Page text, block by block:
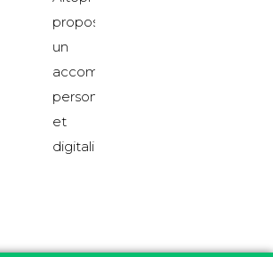
propose
un
accompagnement
personnalisé
et
digitalisé